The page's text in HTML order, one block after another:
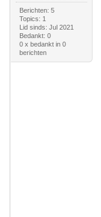
Berichten: 5
Topics: 1
Lid sinds: Jul 2021
Bedankt: 0
0 x bedankt in 0
berichten